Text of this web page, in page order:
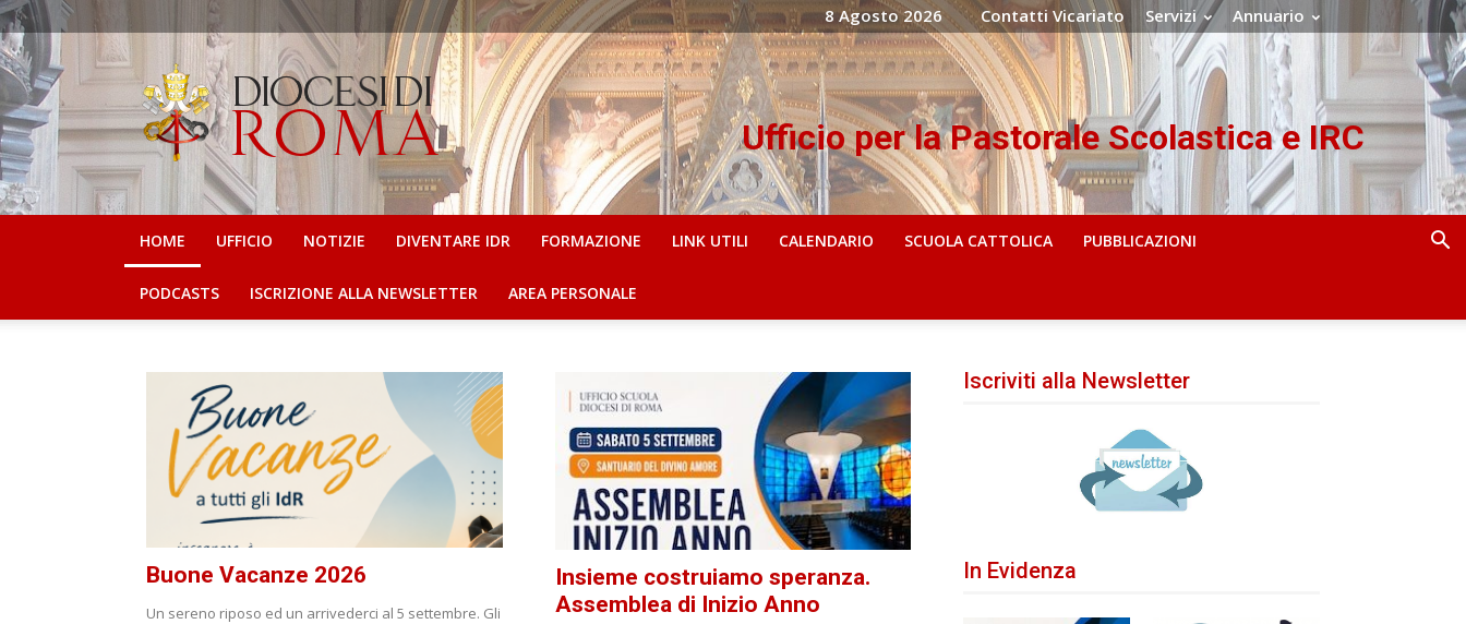
8 Agosto 2026 Contatti Vicariato Servizi Annuario
Ufficio
per
la
Pastorale
Scolastica
e
IRC
Ufficio per la Pastorale Scolastica e IRC
HOME UFFICIO NOTIZIE DIVENTARE IDR FORMAZIONE LINK UTILI CALENDARIO SCUOLA CATTOLICA PUBBLICAZIONI
PODCASTS ISCRIZIONE ALLA NEWSLETTER AREA PERSONALE
Buone Vacanze 2026
Un sereno riposo ed un arrivederci al 5 settembre. Gli
Insieme costruiamo speranza.
Assemblea di Inizio Anno
Iscriviti alla Newsletter
In Evidenza